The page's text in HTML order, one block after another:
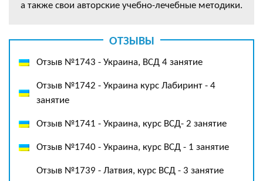
а также свои авторские учебно-лечебные методики.
ОТЗЫВЫ
Отзыв №1743 - Украина, ВСД 4 занятие
Отзыв №1742 - Украина курс Лабиринт - 4
занятие
Отзыв №1741 - Украина, курс ВСД- 2 занятие
Отзыв №1740 - Украина, курс ВСД - 1 занятие
Отзыв №1739 - Латвия, курс ВСД - 3 занятие